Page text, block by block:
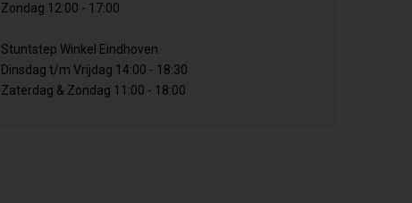
Zondag 12:00 - 17:00
Stuntstep Winkel Eindhoven
Dinsdag t/m Vrijdag 14:00 - 18:30
Zaterdag & Zondag 11:00 - 18:00